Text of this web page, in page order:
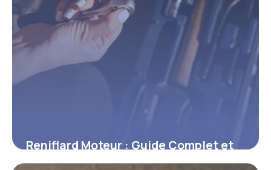
Reniflard Moteur : Guide Complet et
Conseils